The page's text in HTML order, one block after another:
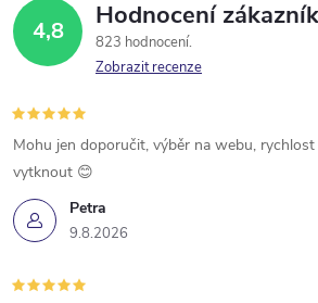
4,8 Hodnocení
823 hodnocení
Zobrazit recenze
Petra
9.8.2026
Mohu jen doporučit, výběr na webu,
vytknout 😊